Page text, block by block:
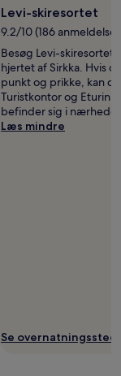
Levi-skiresortet
9.2/10 (186
Besøg Levi-skiresortet
hjertet af Sirkka. Hvis
punkt og prikke, kan
Turistkontor og
befinder sig i
Læs mindre
Se